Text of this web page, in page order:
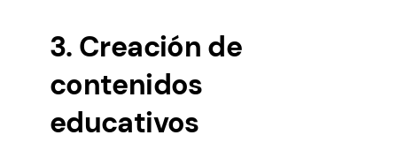
3. Creación de
contenidos
educativos